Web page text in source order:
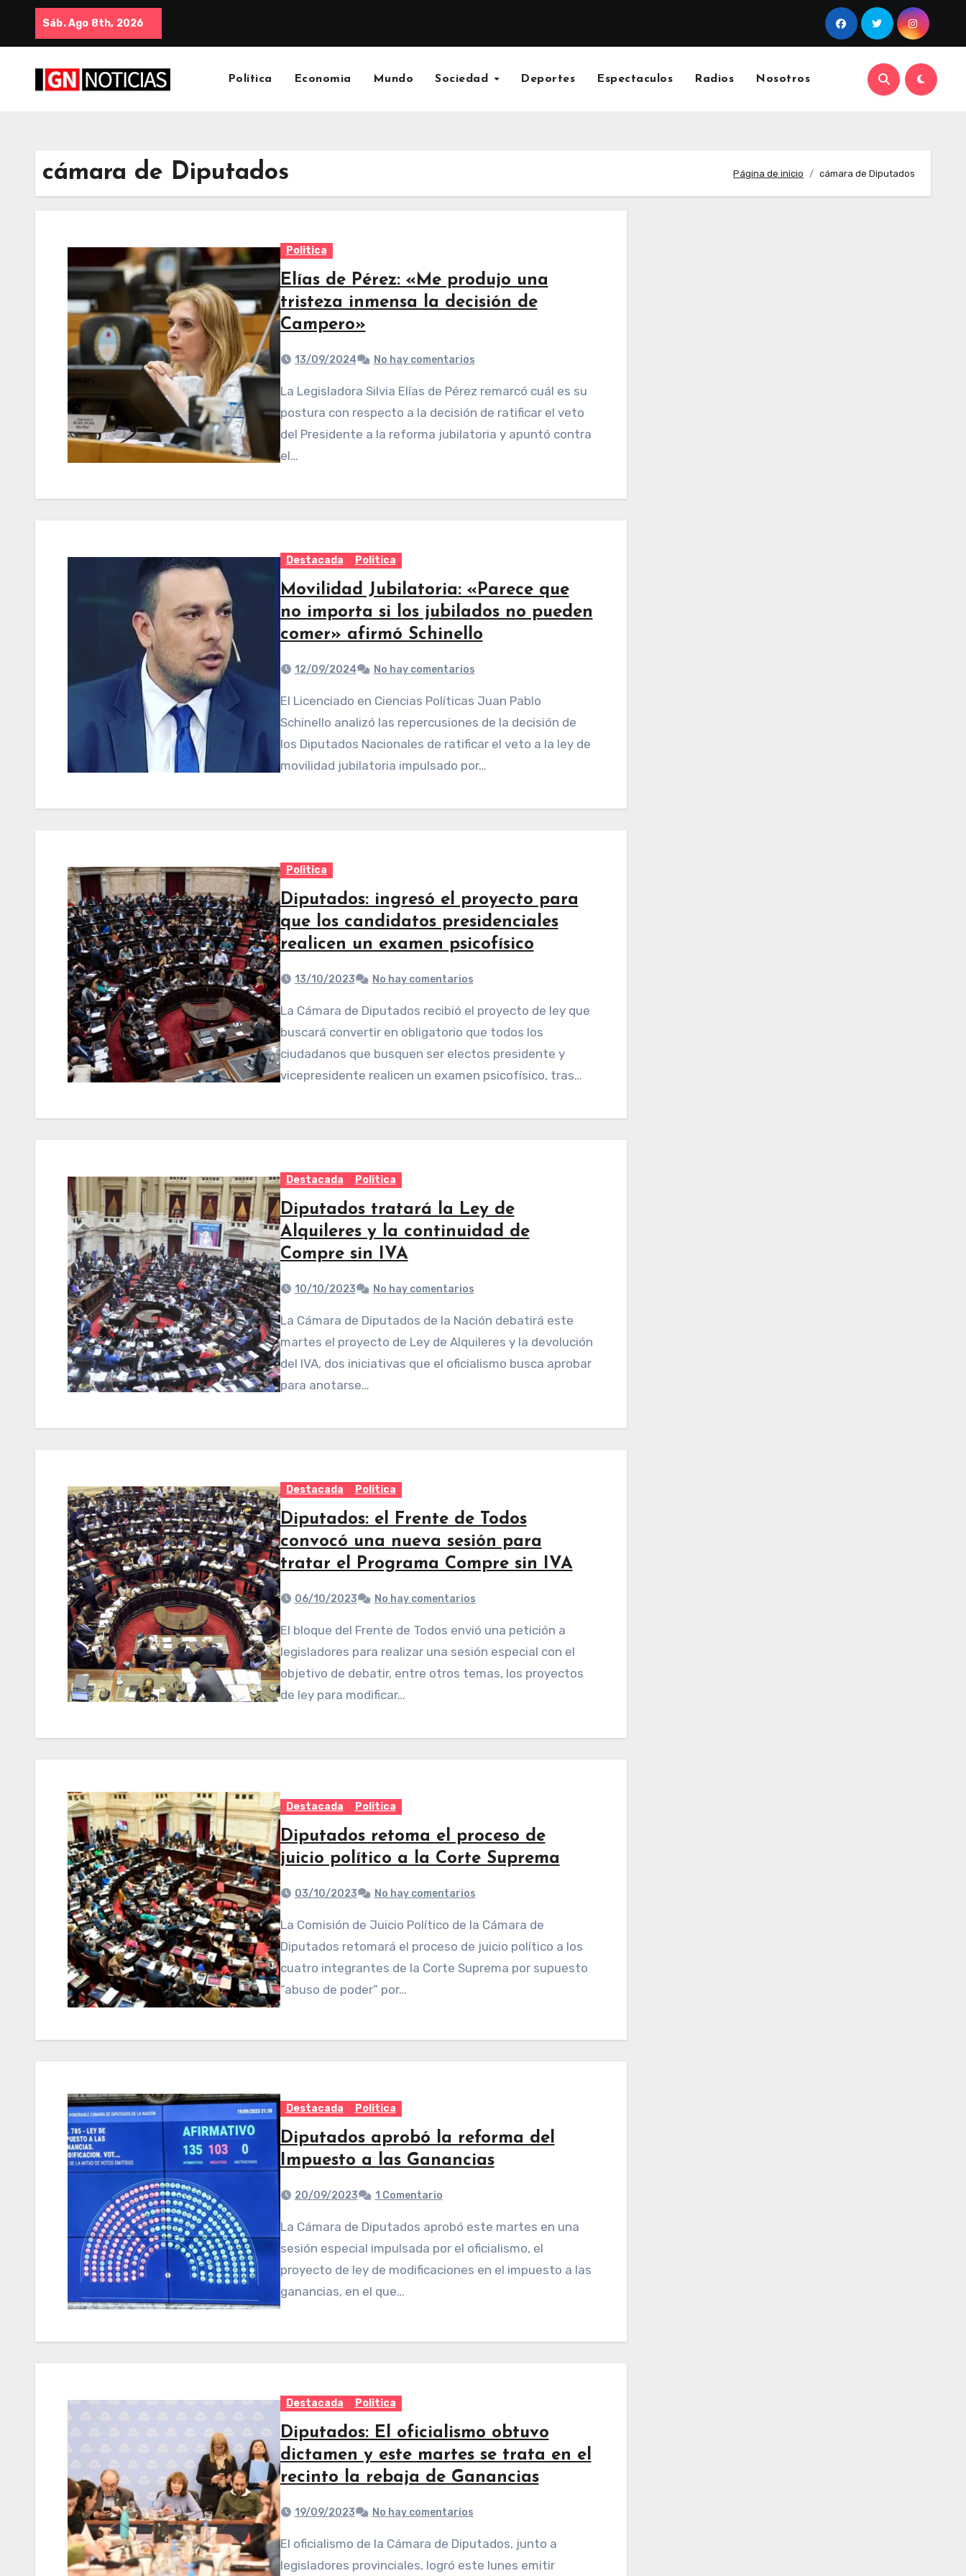
Sáb. Ago 8th, 2026
Política Economia Mundo Sociedad Deportes Espectaculos Radios Nosotros
cámara de Diputados Página de inicio cámara de Diputados
Politica
Elías de Pérez: «Me produjo una
tristeza inmensa la decisión de
Campero»
13/09/2024 No hay comentarios
La Legisladora Silvia Elías de Pérez remarcó cuál es su
postura con respecto a la decisión de ratificar el veto
del Presidente a la reforma jubilatoria y apuntó contra
el…
Destacada Politica
Movilidad Jubilatoria: «Parece que
no importa si los jubilados no pueden
comer» afirmó Schinello
12/09/2024 No hay comentarios
El Licenciado en Ciencias Políticas Juan Pablo
Schinello analizó las repercusiones de la decisión de
los Diputados Nacionales de ratificar el veto a la ley de
movilidad jubilatoria impulsado por…
Politica
Diputados: ingresó el proyecto para
que los candidatos presidenciales
realicen un examen psicofísico
13/10/2023 No hay comentarios
La Cámara de Diputados recibió el proyecto de ley que
buscará convertir en obligatorio que todos los
ciudadanos que busquen ser electos presidente y
vicepresidente realicen un examen psicofísico, tras…
Destacada Politica
Diputados tratará la Ley de
Alquileres y la continuidad de
Compre sin IVA
10/10/2023 No hay comentarios
La Cámara de Diputados de la Nación debatirá este
martes el proyecto de Ley de Alquileres y la devolución
del IVA, dos iniciativas que el oficialismo busca aprobar
para anotarse…
Destacada Politica
Diputados: el Frente de Todos
convocó una nueva sesión para
tratar el Programa Compre sin IVA
06/10/2023 No hay comentarios
El bloque del Frente de Todos envió una petición a
legisladores para realizar una sesión especial con el
objetivo de debatir, entre otros temas, los proyectos
de ley para modificar…
Destacada Politica
Diputados retoma el proceso de
juicio político a la Corte Suprema
03/10/2023 No hay comentarios
La Comisión de Juicio Político de la Cámara de
Diputados retomará el proceso de juicio político a los
cuatro integrantes de la Corte Suprema por supuesto
“abuso de poder” por…
Destacada Politica
Diputados aprobó la reforma del
Impuesto a las Ganancias
20/09/2023 1 Comentario
La Cámara de Diputados aprobó este martes en una
sesión especial impulsada por el oficialismo, el
proyecto de ley de modificaciones en el impuesto a las
ganancias, en el que…
Destacada Politica
Diputados: El oficialismo obtuvo
dictamen y este martes se trata en el
recinto la rebaja de Ganancias
19/09/2023 No hay comentarios
El oficialismo de la Cámara de Diputados, junto a
legisladores provinciales, logró este lunes emitir